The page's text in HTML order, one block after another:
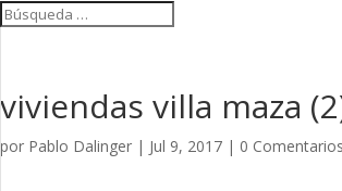
viviendas villa maza
por Pablo Dalinger | Jul 9, 2017 | 0